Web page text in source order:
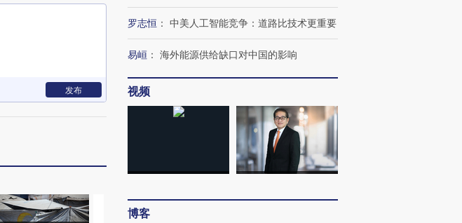
发布
罗志恒 ： 中美人工智能竞争：道路比技术更重要
易峘 ： 海外能源供给缺口对中国的影响
视频
博客